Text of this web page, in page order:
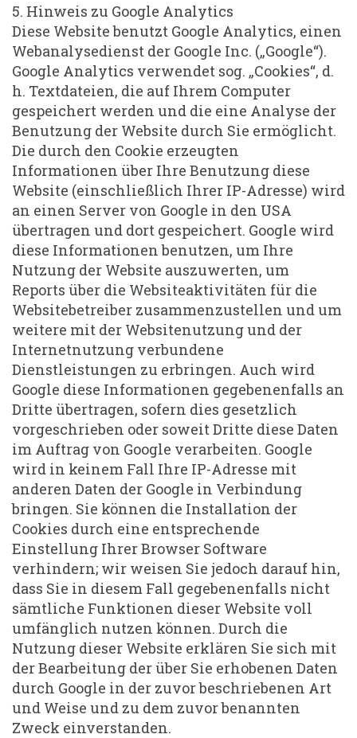
5. Hinweis zu Google Analytics
Diese Website benutzt Google Analytics, einen
Webanalysedienst der Google Inc. („Google“).
Google Analytics verwendet sog. „Cookies“, d.
h. Textdateien, die auf Ihrem Computer
gespeichert werden und die eine Analyse der
Benutzung der Website durch Sie ermöglicht.
Die durch den Cookie erzeugten
Informationen über Ihre Benutzung diese
Website (einschließlich Ihrer IP-Adresse) wird
an einen Server von Google in den USA
übertragen und dort gespeichert. Google wird
diese Informationen benutzen, um Ihre
Nutzung der Website auszuwerten, um
Reports über die Websiteaktivitäten für die
Websitebetreiber zusammenzustellen und um
weitere mit der Websitenutzung und der
Internetnutzung verbundene
Dienstleistungen zu erbringen. Auch wird
Google diese Informationen gegebenenfalls an
Dritte übertragen, sofern dies gesetzlich
vorgeschrieben oder soweit Dritte diese Daten
im Auftrag von Google verarbeiten. Google
wird in keinem Fall Ihre IP-Adresse mit
anderen Daten der Google in Verbindung
bringen. Sie können die Installation der
Cookies durch eine entsprechende
Einstellung Ihrer Browser Software
verhindern; wir weisen Sie jedoch darauf hin,
dass Sie in diesem Fall gegebenenfalls nicht
sämtliche Funktionen dieser Website voll
umfänglich nutzen können. Durch die
Nutzung dieser Website erklären Sie sich mit
der Bearbeitung der über Sie erhobenen Daten
durch Google in der zuvor beschriebenen Art
und Weise und zu dem zuvor benannten
Zweck einverstanden.